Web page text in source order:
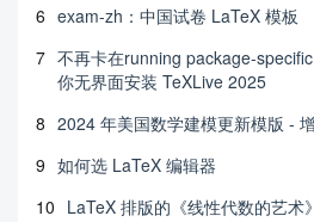
6 exam-zh：中国试卷 LaTeX 模板
7 不再卡在running package-
你无界面安装 TeXLive 2025
8 2024 年美国数学建模更新模版 -
9 如何选 LaTeX 编辑器
10 LaTeX 排版的《线性代数的艺术》